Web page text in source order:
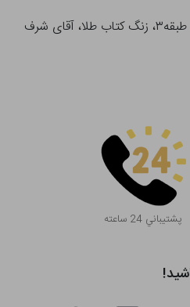
آدرس تحویل حضوری سفارشات: میدان انقلاب، خیابان انقلاب، خیابان ۱۲ فروردین، خیابان شهدای ژاندارمری غربی، بن بست گرانفر، پلاک۱، طبقه۳، زنگ کتاب طلا، آقای شرف
پشتيباني 24 ساعته